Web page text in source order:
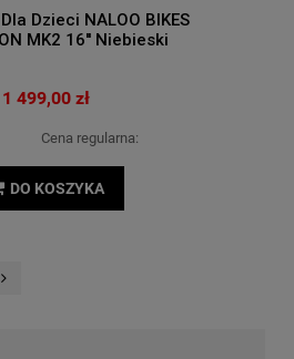
Dzieci NALOO BIKES
MK2 16'' Niebieski
1 499,00 zł
Cena regularna:
DO KOSZYKA